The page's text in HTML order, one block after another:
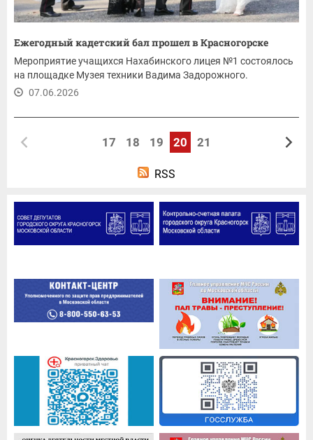
Ежегодный кадетский бал прошел в Красногорске
Мероприятие учащихся Нахабинского лицея №1 состоялось
на площадке Музея техники Вадима Задорожного.
07.06.2026
17 18 19 20 21
RSS